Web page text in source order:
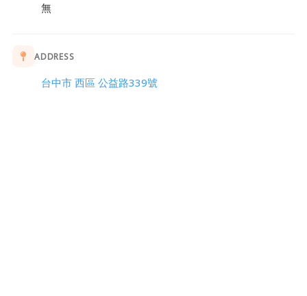
無
ADDRESS
台中市 西區 公益路339號